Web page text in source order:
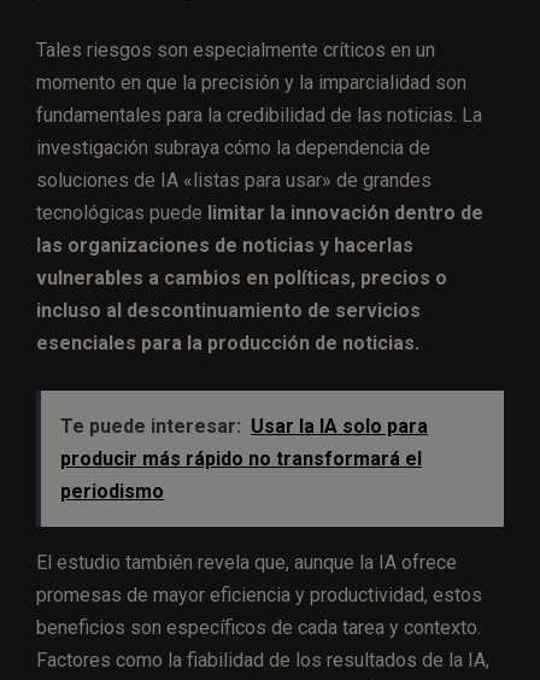
Tales riesgos son especialmente críticos en un
momento en que la precisión y la imparcialidad son
fundamentales para la credibilidad de las noticias. La
investigación subraya cómo la dependencia de
soluciones de IA «listas para usar» de grandes
tecnológicas puede limitar la innovación dentro de
las organizaciones de noticias y hacerlas
vulnerables a cambios en políticas, precios o
incluso al descontinuamiento de servicios
esenciales para la producción de noticias.
Te puede interesar: Usar la IA solo para
producir más rápido no transformará el
periodismo
El estudio también revela que, aunque la IA ofrece
promesas de mayor eficiencia y productividad, estos
beneficios son específicos de cada tarea y contexto.
Factores como la fiabilidad de los resultados de la IA,